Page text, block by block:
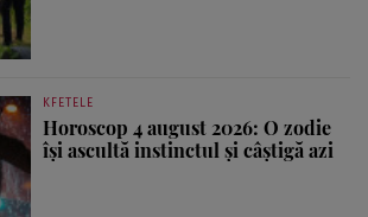
KFETELE
Horoscop 4 august 2026: O zodie
își ascultă instinctul și câștigă azi